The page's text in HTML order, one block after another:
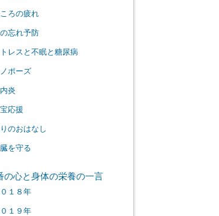
ろの疲れ
忘れ予防
レスと不眠と糖尿病
ポーズ
炎
応援
のおはなし
を守る
の心と身体の栄養の一言
０１８年
０１９年